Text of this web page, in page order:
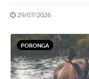
29/07/2026
PORONGA